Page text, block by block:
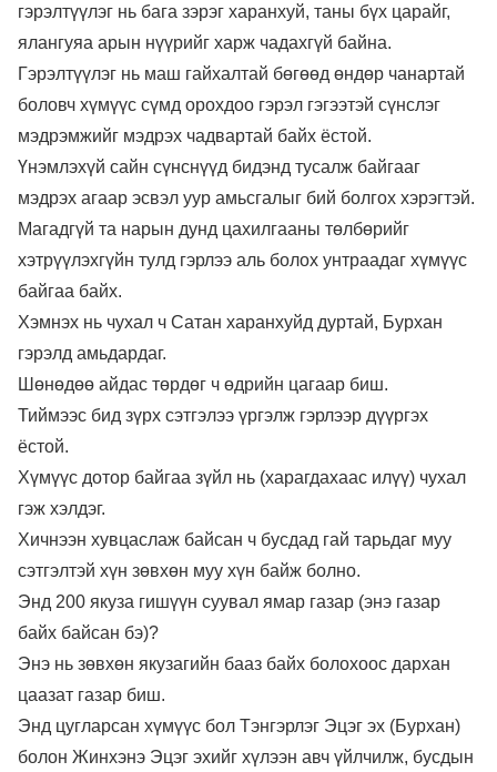
гэрэлтүүлэг нь бага зэрэг харанхуй, таны бүх царайг,
ялангуяа арын нүүрийг харж чадахгүй байна.
Гэрэлтүүлэг нь маш гайхалтай бөгөөд өндөр чанартай
боловч хүмүүс сүмд орохдоо гэрэл гэгээтэй сүнслэг
мэдрэмжийг мэдрэх чадвартай байх ёстой.
Үнэмлэхүй сайн сүнснүүд бидэнд тусалж байгааг
мэдрэх агаар эсвэл уур амьсгалыг бий болгох хэрэгтэй.
Магадгүй та нарын дунд цахилгааны төлбөрийг
хэтрүүлэхгүйн тулд гэрлээ аль болох унтраадаг хүмүүс
байгаа байх.
Хэмнэх нь чухал ч Сатан харанхуйд дуртай, Бурхан
гэрэлд амьдардаг.
Шөнөдөө айдас төрдөг ч өдрийн цагаар биш.
Тиймээс бид зүрх сэтгэлээ үргэлж гэрлээр дүүргэх
ёстой.
Хүмүүс дотор байгаа зүйл нь (харагдахаас илүү) чухал
гэж хэлдэг.
Хичнээн хувцаслаж байсан ч бусдад гай тарьдаг муу
сэтгэлтэй хүн зөвхөн муу хүн байж болно.
Энд 200 якуза гишүүн суувал ямар газар (энэ газар
байх байсан бэ)?
Энэ нь зөвхөн якузагийн бааз байх болохоос дархан
цаазат газар биш.
Энд цугларсан хүмүүс бол Тэнгэрлэг Эцэг эх (Бурхан)
болон Жинхэнэ Эцэг эхийг хүлээн авч үйлчилж, бусдын